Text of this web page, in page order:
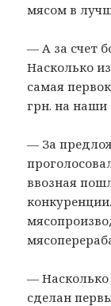
мясом в
— А за счет
Насколько
самая
грн. на
— За
ввозная
— Насколько
сделан